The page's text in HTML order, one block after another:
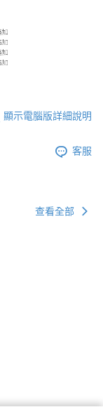
顯示電腦版詳細說明
客服
查看全部